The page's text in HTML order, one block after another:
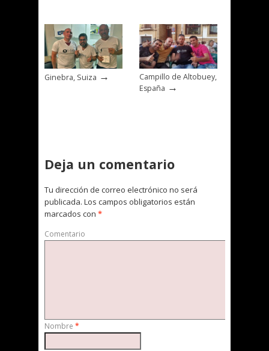
Ginebra, Suiza →
Campillo de Altobuey,
España →
Deja un comentario
Tu dirección de correo electrónico no será
publicada. Los campos obligatorios están
marcados con *
Comentario
Nombre *